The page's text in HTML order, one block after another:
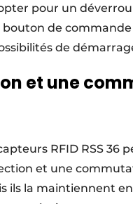
pour un
bouton de
de
et une
RFID RSS
et une
ils la maintiennent